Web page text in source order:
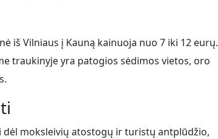
iš Vilniaus į Kauną kainuoja nuo 7 iki 12 eurų.
traukinyje yra patogios sėdimos vietos, oro
dėl moksleivių atostogų ir turistų antplūdžio,